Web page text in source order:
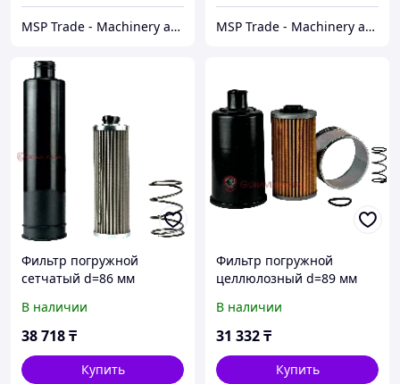
MSP Trade - Machinery and spare parts MSP Trade - Machinery and spare parts
Фильтр погружной
сетчатый d=86 мм
D=115 мм 11800111177
В наличии
38 718₸
Купить
Фильтр погружной
целлюлозный d=89 мм
D=115 мм 11800112158
В наличии
31 332₸
Купить